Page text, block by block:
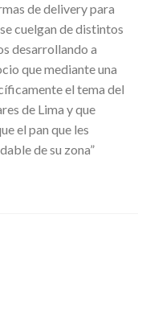
de delivery para
cuelgan de distintos
desarrollando a
que mediante una
el tema del
de Lima y que
el pan que les
de su zona”